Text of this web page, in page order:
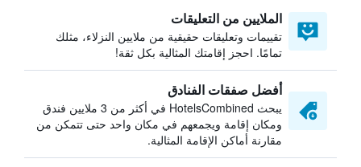
الملايين من التعليقات
تقييمات وتعليقات حقيقية من ملايين النزلاء، مثلك
تمامًا. احجز إقامتك المثالية بكل ثقة!
أفضل صفقات الفنادق
يبحث HotelsCombined في أكثر من 3 ملايين فندق
ومكان إقامة ويجمعهم في مكان واحد حتى تتمكن من
مقارنة أماكن الإقامة المثالية.